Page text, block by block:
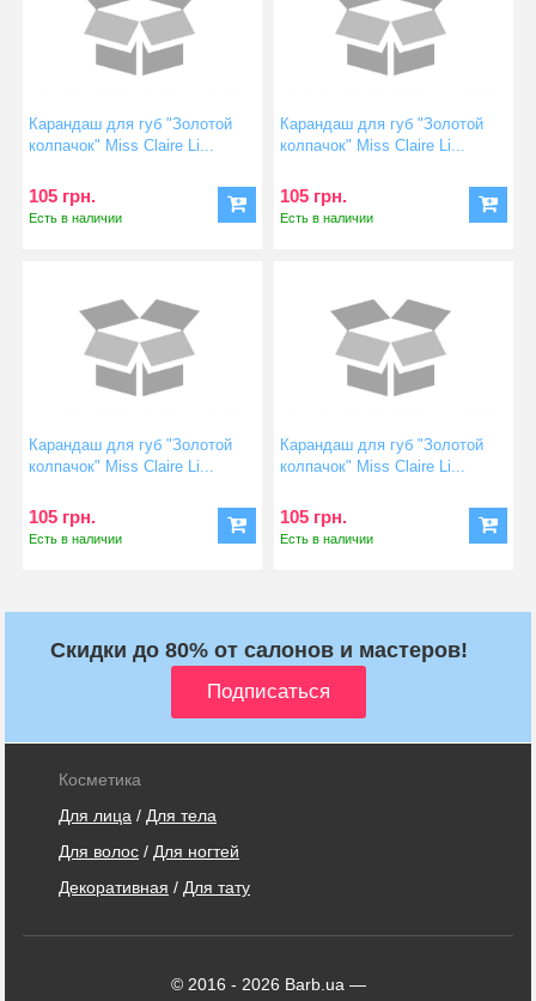
Карандаш для губ "Золотой
колпачок" Miss Claire Li...
105 грн.
Есть в наличии
Карандаш для губ "Золотой
колпачок" Miss Claire Li...
105 грн.
Есть в наличии
Карандаш для губ "Золотой
колпачок" Miss Claire Li...
105 грн.
Есть в наличии
Карандаш для губ "Золотой
колпачок" Miss Claire Li...
105 грн.
Есть в наличии
Скидки до 80% от салонов и мастеров!
Косметика
Для лица / Для тела
Для волос / Для ногтей
Декоративная / Для тату
© 2016 - 2026 Barb.ua —